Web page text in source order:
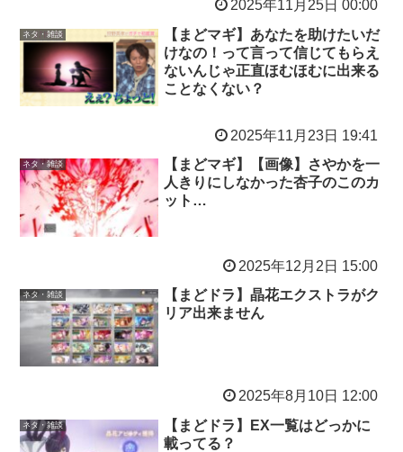
2025年11月25日 00:00
ネタ・雑談
【まどマギ】あなたを助けたいだ
けなの！って言って信じてもらえ
ないんじゃ正直ほむほむに出来る
ことなくない？
2025年11月23日 19:41
ネタ・雑談
【まどマギ】【画像】さやかを一
人きりにしなかった杏子のこのカ
ット…
2025年12月2日 15:00
ネタ・雑談
【まどドラ】晶花エクストラがク
リア出来ません
2025年8月10日 12:00
ネタ・雑談
【まどドラ】EX一覧はどっかに
載ってる？